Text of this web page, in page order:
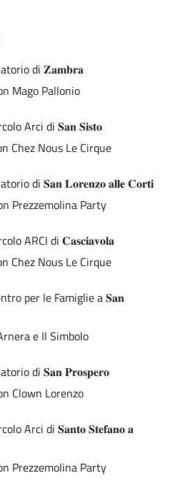
di 𝐙𝐚𝐦𝐛𝐫𝐚
Mago Pallonio
Arci di 𝐒𝐚𝐧 𝐒𝐢𝐬𝐭𝐨
Chez Nous Le Cirque
di 𝐒𝐚𝐧 𝐋𝐨𝐫𝐞𝐧𝐳𝐨 𝐚𝐥𝐥𝐞 𝐂𝐨𝐫𝐭𝐢
Prezzemolina Party
ARCI di 𝐂𝐚𝐬𝐜𝐢𝐚𝐯𝐨𝐥𝐚
Chez Nous Le Cirque
per le Famiglie a 𝐒𝐚𝐧
e Il Simbolo
di 𝐒𝐚𝐧 𝐏𝐫𝐨𝐬𝐩𝐞𝐫𝐨
Clown Lorenzo
Arci di 𝐒𝐚𝐧𝐭𝐨 𝐒𝐭𝐞𝐟𝐚𝐧𝐨 𝐚
Prezzemolina Party